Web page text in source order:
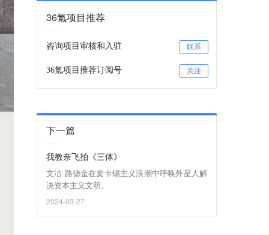
36氪项目推荐
咨询项目审核和入驻 联系
36氪项目推荐订阅号 关注
下一篇
我教奈飞拍《三体》
文洁·路德金在麦卡锡主义浪潮中呼唤外星人解
决资本主义文明。
2024-03-27